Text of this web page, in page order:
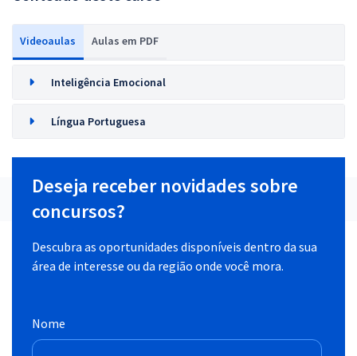
Videoaulas Aulas em PDF
Inteligência Emocional
Língua Portuguesa
Deseja receber novidades sobre
concursos?
Descubra as oportunidades disponíveis dentro da sua
área de interesse ou da região onde você mora.
Nome